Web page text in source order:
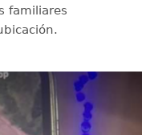
familiares